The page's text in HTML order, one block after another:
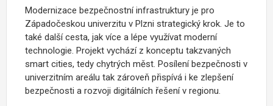
Modernizace bezpečnostní infrastruktury je pro
Západočeskou univerzitu v Plzni strategický krok. Je to
také další cesta, jak více a lépe využívat moderní
technologie. Projekt vychází z konceptu takzvaných
smart cities, tedy chytrých měst. Posílení bezpečnosti v
univerzitním areálu tak zároveň přispívá i ke zlepšení
bezpečnosti a rozvoji digitálních řešení v regionu.